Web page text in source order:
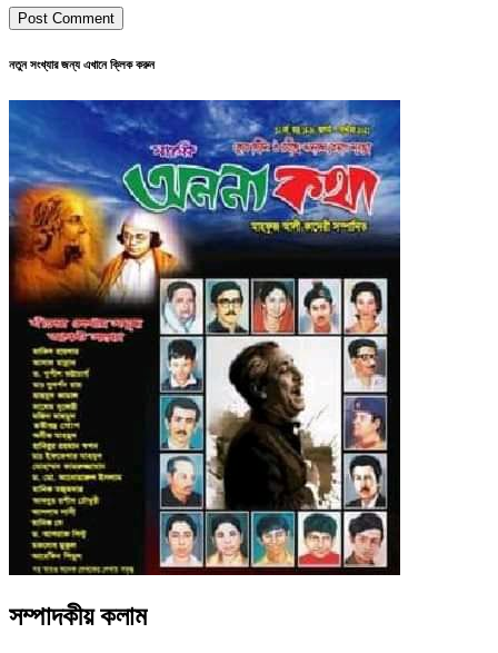
নতুন সংখ্যার জন্য এখানে ক্লিক করুন
সম্পাদকীয় কলাম